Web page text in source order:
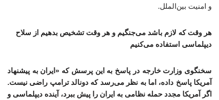
و امنیت بین‌الملل.
هر وقت که لازم باشد می‌جنگیم و هر وقت تشخیص بدهیم از سلاح
دیپلماسی استفاده می‌کنیم
سخنگوی وزارت خارجه در پاسخ به این پرسش که «ایران به پیشنهاد
آمریکا پاسخ داده، اما به نظر می‌رسد که دونالد ترامپ راضی نیست.
اگر آمریکا مجدد حمله نظامی به ایران را پیش ببرد، آینده دیپلماسی و